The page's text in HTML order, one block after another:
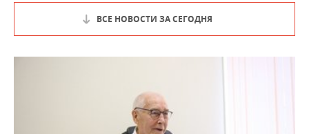
ВСЕ НОВОСТИ ЗА СЕГОДНЯ